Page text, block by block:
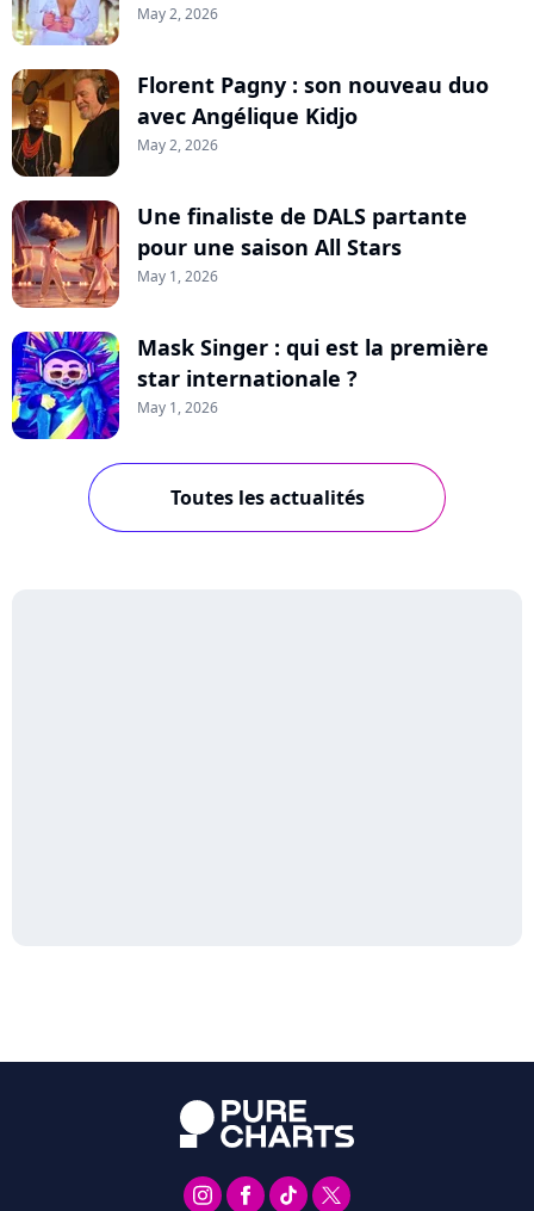
May 2, 2026
Florent Pagny : son nouveau duo
avec Angélique Kidjo
May 2, 2026
Une finaliste de DALS partante
pour une saison All Stars
May 1, 2026
Mask Singer : qui est la première
star internationale ?
May 1, 2026
Toutes les actualités